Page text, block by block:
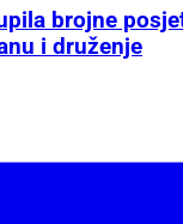
brojne
i druženje